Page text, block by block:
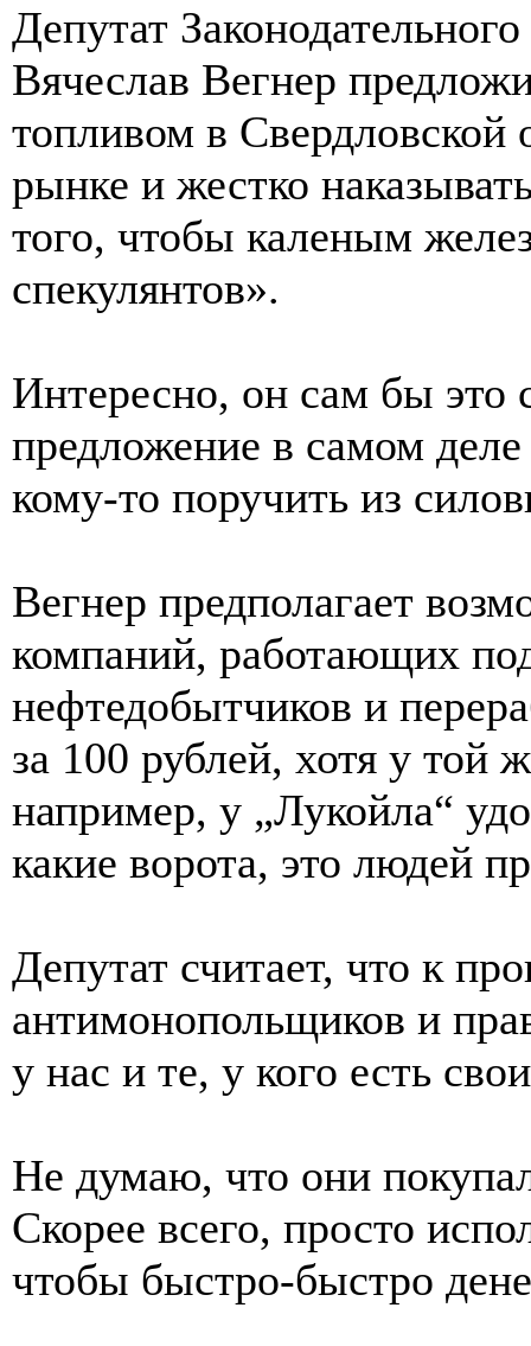
Депутат
Вячеслав Вегнер
топливом в Свердловской
рынке и жестко
того, чтобы каленым
спекулянтов».
Интересно, он сам бы это
предложение в самом
кому-то поручить из
Вегнер предполагает
компаний, работающих
нефтедобытчиков и
за 100 рублей, хотя у той
например, у „Лукойла“
какие ворота, это людей
Депутат считает, что к
антимонопольщиков и
у нас и те, у кого есть
Не думаю, что они
Скорее всего, просто
чтобы быстро-быстро